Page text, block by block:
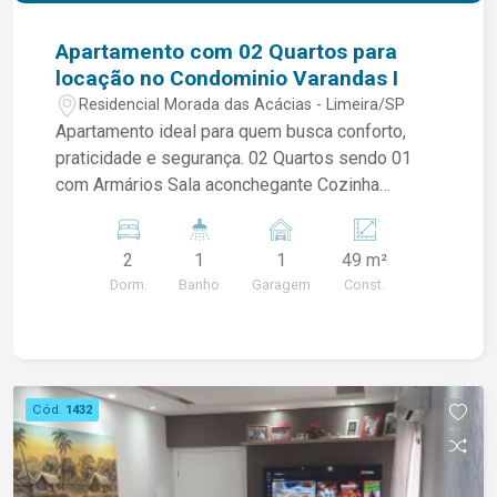
Apartamento com 02 Quartos para
locação no Condominio Varandas I
Residencial Morada das Acácias - Limeira/SP
Apartamento ideal para quem busca conforto,
praticidade e segurança. 02 Quartos sendo 01
com Armários Sala aconchegante Cozinha
serviço Banheiro social Condomínio completo,
oferecendo Portaria e segurança Área de lazer
Espaços comuns bem estruturados Ótima
principais vias da cidade. Agende já sua visita e
venha conhecer seu novo lar!
2
Dorm.
1
Banho
1
Garagem
49 m²
Const.
Cód. 1432